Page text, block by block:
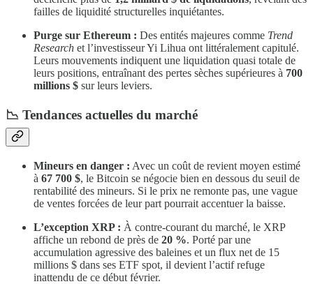
failles de liquidité structurelles inquiétantes.
Purge sur Ethereum : Des entités majeures comme Trend
Research et l’investisseur Yi Lihua ont littéralement capitulé.
Leurs mouvements indiquent une liquidation quasi totale de
leurs positions, entraînant des pertes sèches supérieures à 700
millions $ sur leurs leviers.
​📉 Tendances actuelles du marché
Mineurs en danger : Avec un coût de revient moyen estimé
à 67 700 $, le Bitcoin se négocie bien en dessous du seuil de
rentabilité des mineurs. Si le prix ne remonte pas, une vague
de ventes forcées de leur part pourrait accentuer la baisse.
L’exception XRP : À contre-courant du marché, le XRP
affiche un rebond de près de 20 %. Porté par une
accumulation agressive des baleines et un flux net de 15
millions $ dans ses ETF spot, il devient l’actif refuge
inattendu de ce début février.